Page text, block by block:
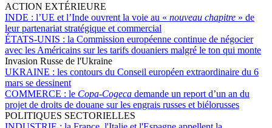
ACTION EXTÉRIEURE
INDE : l’UE et l’Inde ouvrent la voie au « nouveau chapitre » de
leur partenariat stratégique et commercial
ÉTATS-UNIS : la Commission européenne continue de négocier
avec les Américains sur les tarifs douaniers malgré le ton qui monte
Invasion Russe de l'Ukraine
UKRAINE : les contours du Conseil européen extraordinaire du 6
mars se dessinent
COMMERCE : le Copa-Cogeca demande un report d’un an du
projet de droits de douane sur les engrais russes et biélorusses
POLITIQUES SECTORIELLES